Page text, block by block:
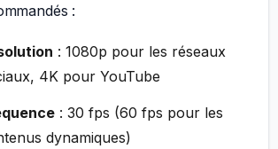
:
: 1080p pour les réseaux
4K pour YouTube
: 30 fps (60 fps pour les
dynamiques)